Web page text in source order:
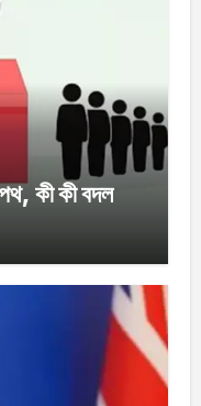
কী কী বদল